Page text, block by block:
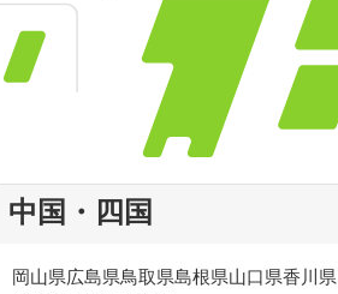
中国・四国
岡山県広島県鳥取県島根県山口県香川県
有名ブランドで楽しく働こう
人気を誇るブランドで 販売&店舗運営スタッ
フ積極採用中！